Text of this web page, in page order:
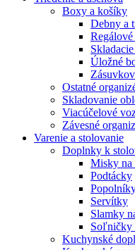
Boxy a košíky
Debny a
Úložné
Ostatné
Skladovanie
Viacúčelové
Závesné
Varenie a stolovanie
Doplnky k
Misky na
Podtácky
Servítky
Slamky
Soľničky
Kuchynské